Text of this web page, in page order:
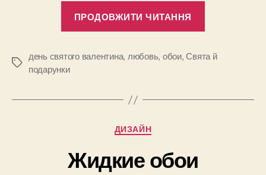
ПРОДОВЖИТИ ЧИТАННЯ
с
февраль
Позначки
день святого валентина, любовь, обои,Свята й
подарунки
Категорії
ДИЗАЙН
Жидкие обои